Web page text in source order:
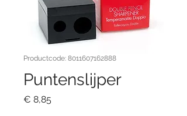
Productcode: 8011607162888
Puntenslijper
€ 8,85